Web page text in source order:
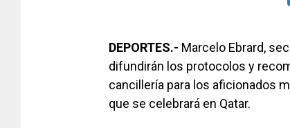
DEPORTES.- Marcelo Ebrard,
difundirán los protocolos y
cancillería para los aficionados
que se celebrará en Qatar.